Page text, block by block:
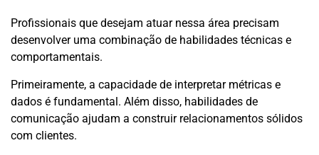
Profissionais que desejam atuar nessa área precisam
desenvolver uma combinação de habilidades técnicas e
comportamentais.
Primeiramente, a capacidade de interpretar métricas e
dados é fundamental. Além disso, habilidades de
comunicação ajudam a construir relacionamentos sólidos
com clientes.